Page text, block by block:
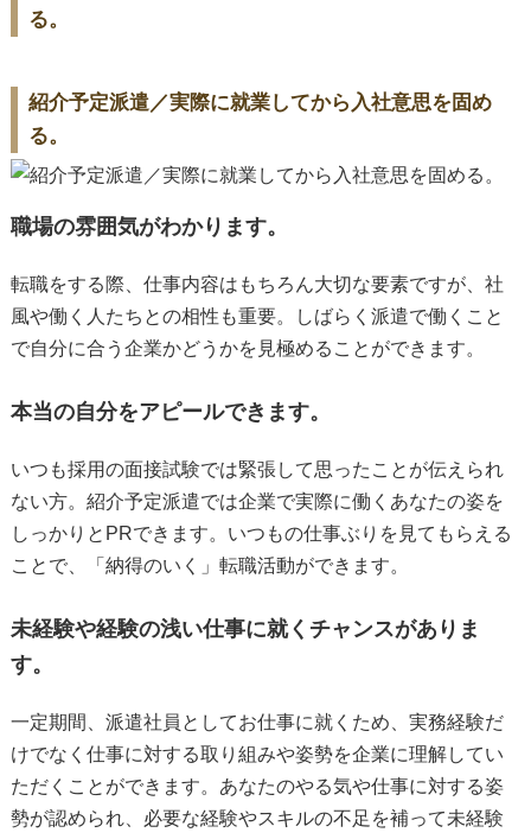
る。
紹介予定派遣／実際に就業してから入社意思を固め
る。
職場の雰囲気がわかります。
転職をする際、仕事内容はもちろん大切な要素ですが、社
風や働く人たちとの相性も重要。しばらく派遣で働くこと
で自分に合う企業かどうかを見極めることができます。
本当の自分をアピールできます。
いつも採用の面接試験では緊張して思ったことが伝えられ
ない方。紹介予定派遣では企業で実際に働くあなたの姿を
しっかりとPRできます。いつもの仕事ぶりを見てもらえる
ことで、「納得のいく」転職活動ができます。
未経験や経験の浅い仕事に就くチャンスがありま
す。
一定期間、派遣社員としてお仕事に就くため、実務経験だ
けでなく仕事に対する取り組みや姿勢を企業に理解してい
ただくことができます。あなたのやる気や仕事に対する姿
勢が認められ、必要な経験やスキルの不足を補って未経験